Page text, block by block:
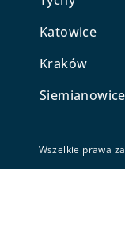
Katowice
Kraków
Wszelkie prawa